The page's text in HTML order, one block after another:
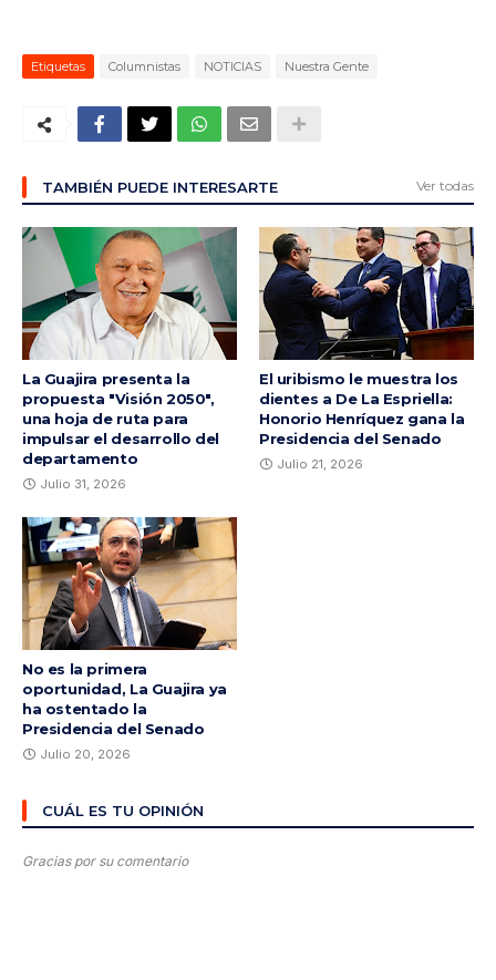
Etiquetas Columnistas NOTICIAS Nuestra Gente
TAMBIÉN PUEDE INTERESARTE Ver todas
La Guajira presenta la
propuesta "Visión 2050",
una hoja de ruta para
impulsar el desarrollo del
departamento
Julio 31, 2026
El uribismo le muestra los
dientes a De La Espriella:
Honorio Henríquez gana la
Presidencia del Senado
Julio 21, 2026
No es la primera
oportunidad, La Guajira ya
ha ostentado la
Presidencia del Senado
Julio 20, 2026
CUÁL ES TU OPINIÓN
Gracias por su comentario